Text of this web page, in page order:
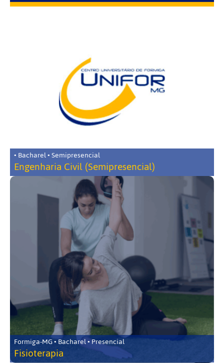
• Bacharel • Semipresencial
Engenharia Civil (Semipresencial)
Formiga-MG • Bacharel • Presencial
Fisioterapia